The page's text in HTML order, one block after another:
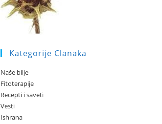
Kategorije Clanaka
Naše bilje
Fitoterapije
Recepti i saveti
Vesti
Ishrana